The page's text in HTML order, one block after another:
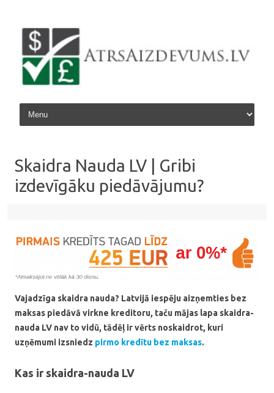
Skip to content
Skaidra Nauda LV | Gribi
izdevīgāku piedāvājumu?
Vajadzīga skaidra nauda? Latvijā iespēju aizņemties bez
maksas piedāvā virkne kreditoru, taču mājas lapa skaidra-
nauda LV nav to vidū, tādēļ ir vērts noskaidrot, kuri
uzņēmumi izsniedz pirmo kredītu bez maksas.
Kas ir skaidra-nauda LV